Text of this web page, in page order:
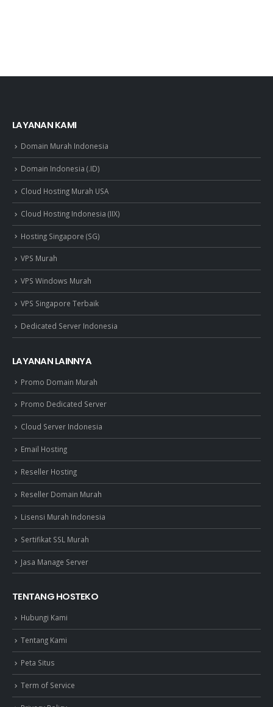
LAYANAN KAMI
Domain Murah Indonesia
Domain Indonesia (.ID)
Cloud Hosting Murah USA
Cloud Hosting Indonesia (IIX)
Hosting Singapore (SG)
VPS Murah
VPS Windows Murah
VPS Singapore Terbaik
Dedicated Server Indonesia
LAYANAN LAINNYA
Promo Domain Murah
Promo Dedicated Server
Cloud Server Indonesia
Email Hosting
Reseller Hosting
Reseller Domain Murah
Lisensi Murah Indonesia
Sertifikat SSL Murah
Jasa Manage Server
TENTANG HOSTEKO
Hubungi Kami
Tentang Kami
Peta Situs
Term of Service